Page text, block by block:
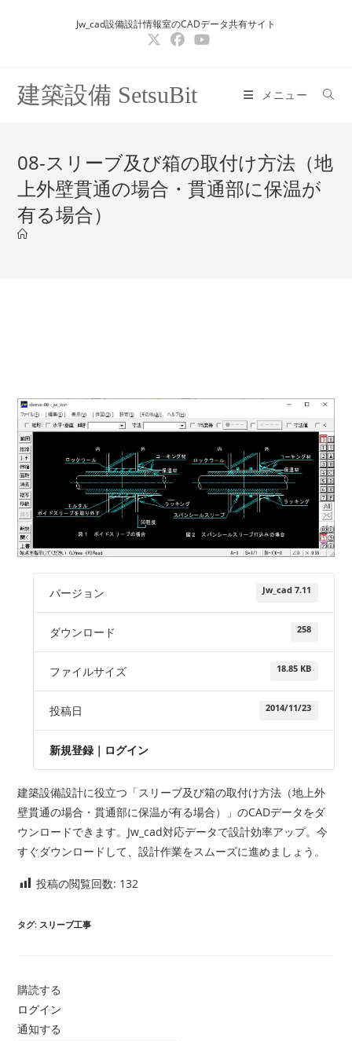
Jw_cad設備設計情報室のCADデータ共有サイト
建築設備 SetsuBit メニュー
08-スリーブ及び箱の取付け方法（地
上外壁貫通の場合・貫通部に保温が
有る場合）
バージョン Jw_cad 7.11
ダウンロード 258
ファイルサイズ 18.85 KB
投稿日 2014/11/23
新規登録 ｜ ログイン
建築設備設計に役立つ「スリーブ及び箱の取付け方法（地上外
壁貫通の場合・貫通部に保温が有る場合）」のCADデータをダ
ウンロードできます。Jw_cad対応データで設計効率アップ。今
すぐダウンロードして、設計作業をスムーズに進めましょう。
投稿の閲覧回数: 132
タグ: スリーブ工事
購読する
ログイン
通知する